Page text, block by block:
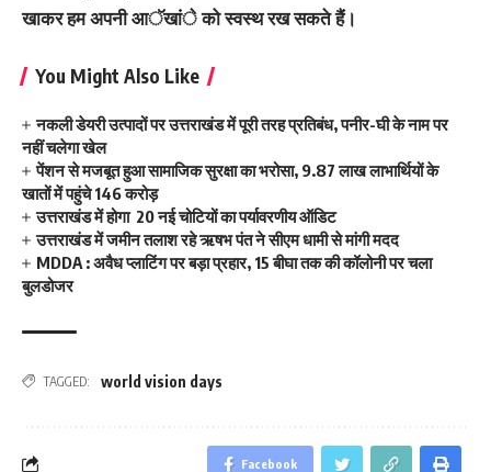
खाकर हम अपनी आॅखांे को स्वस्थ रख सकते हैं।
You Might Also Like
नकली डेयरी उत्पादों पर उत्तराखंड में पूरी तरह प्रतिबंध, पनीर-घी के नाम पर
नहीं चलेगा खेल
पेंशन से मजबूत हुआ सामाजिक सुरक्षा का भरोसा, 9.87 लाख लाभार्थियों के
खातों में पहुंचे 146 करोड़
उत्तराखंड में होगा 20 नई चोटियों का पर्यावरणीय ऑडिट
उत्तराखंड में जमीन तलाश रहे ऋषभ पंत ने सीएम धामी से मांगी मदद
MDDA : अवैध प्लाटिंग पर बड़ा प्रहार, 15 बीघा तक की कॉलोनी पर चला
बुलडोजर
TAGGED: world vision days
Facebook